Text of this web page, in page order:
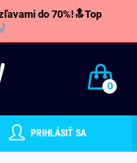
do 70%!🔝Top
0
PRIHLÁSIŤ SA